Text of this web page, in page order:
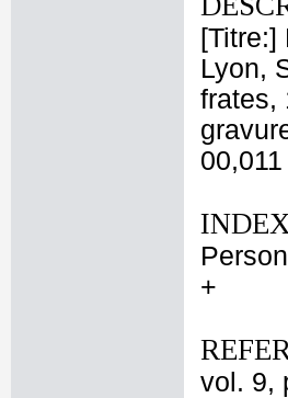
Lyon,
frates,
+
vol. 9,